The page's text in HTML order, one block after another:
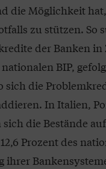
die Möglichkeit
zu stützen. So
der Banken
nationalen BIP,
sich die
In Italien,
die Bestände
Prozent des
ihrer